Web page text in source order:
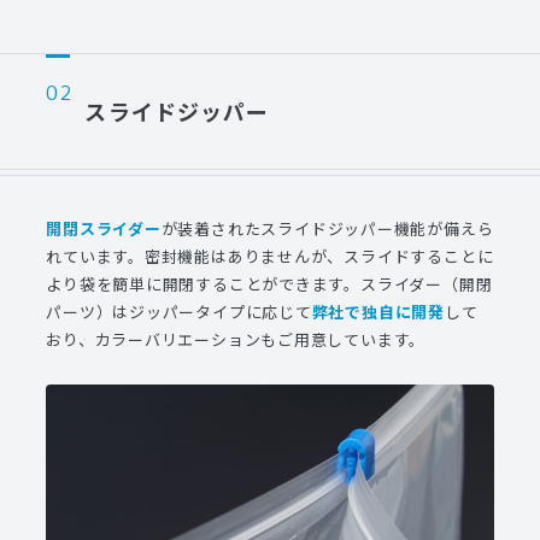
スライドジッパー
開閉スライダーが装着されたスライドジッパー機能が備えら
れています。密封機能はありませんが、スライドすることに
より袋を簡単に開閉することができます。スライダー（開閉
パーツ）はジッパータイプに応じて弊社で独自に開発 して
おり、カラーバリエーションもご用意しています。